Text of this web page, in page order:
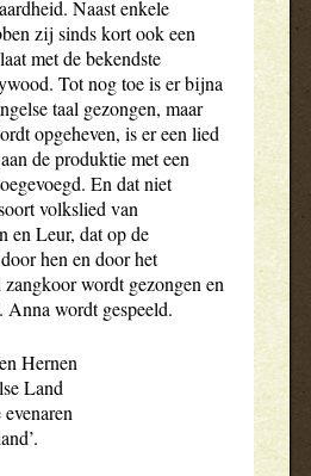
Naast enkele
zij sinds kort ook een
met de bekendste
Tot nog toe is er bijna
taal gezongen, maar
opgeheven, is er een lied
de produktie met een
En dat niet
volkslied van
en Leur, dat op de
hen en door het
wordt gezongen en
Anna wordt gespeeld.
Hernen
Land